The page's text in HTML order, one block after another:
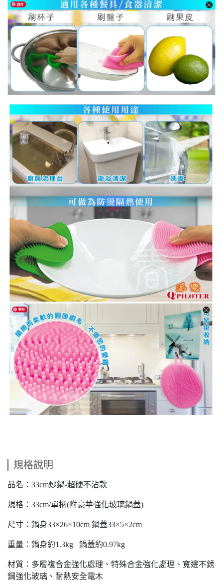
規格說明
品名：33cm炒鍋-超硬不沾款
規格：33cm/單柄(附豪華強化玻璃鍋蓋)
尺寸：鍋身33×26×10cm 鍋蓋33×5×2cm
重量：鍋身約1.3kg 鍋蓋約0.97kg
材質：多層複合金強化處理、特殊合金強化處理、寬邊不銹
鋼強化玻璃、耐熱安全電木